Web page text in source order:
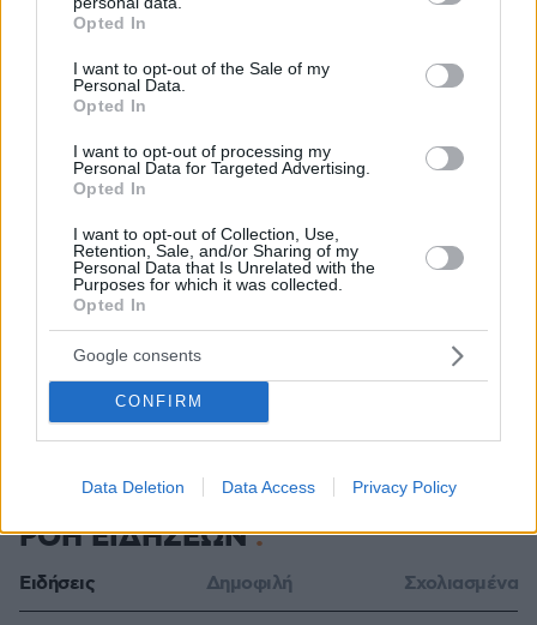
grant or deny consent to Google and its third-party tags to
use your data for below specified purposes in below Google
consent section.
Opted In
I want to opt-out of the Sale of my
Personal Data.
Opted In
I want to opt-out of processing my
Personal Data for Targeted Advertising.
Opted In
I want to opt-out of Collection, Use,
Retention, Sale, and/or Sharing of my
Personal Data that Is Unrelated with the
Purposes for which it was collected.
Opted In
Google consents
CONFIRM
Data Deletion Data Access Privacy Policy
Απομένουν 2500χαρακτήρες
* Υποχρεωτικά πεδία
ΡΟΗ ΕΙΔΗΣΕΩΝ
Ειδήσεις Δημοφιλή Σχολιασμένα